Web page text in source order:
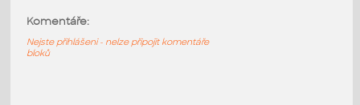
Ložnice
Komentáře:
Nejste přihlášeni - nelze připojit komentáře
bloků